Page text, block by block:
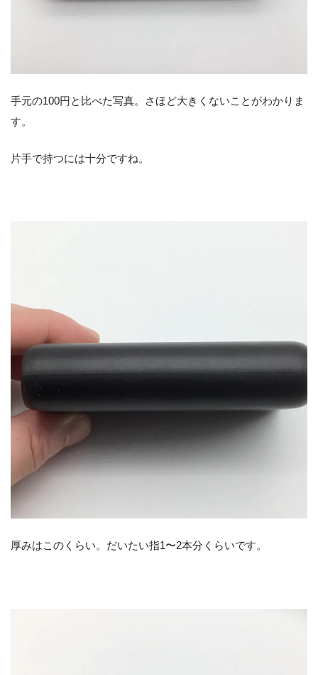
手元の100円と比べた写真。さほど大きくないことがわかりま
す。
片手で持つには十分ですね。
厚みはこのくらい。だいたい指1〜2本分くらいです。